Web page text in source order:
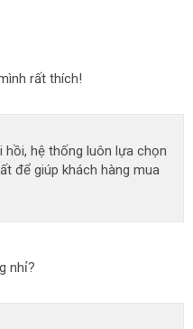
rất thích!
hồi, hệ thống luôn lựa chọn
để giúp khách hàng mua
nhỉ?